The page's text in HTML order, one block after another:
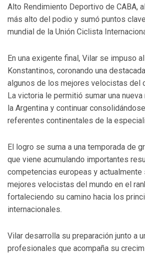
Alto Rendimiento Deportivo de CABA,
más alto del podio y sumó puntos
mundial de la Unión Ciclista
En una exigente final, Vilar se impuso
Konstantinos, coronando una
algunos de los mejores velocistas del
La victoria le permitió sumar una
la Argentina y continuar
referentes continentales de la
El logro se suma a una temporada de
que viene acumulando importantes
competencias europeas y
mejores velocistas del mundo en el
fortaleciendo su camino hacia los
internacionales.
Vilar desarrolla su preparación junto a
profesionales que acompaña su